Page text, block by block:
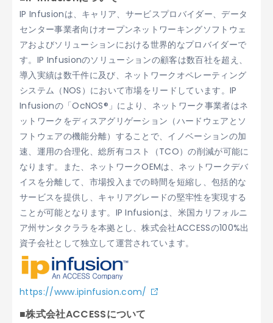
IP Infusionは、キャリア、サービスプロバイダー、データ
センター事業者向けオープンネットワーキングソフトウェ
アおよびソリューションにおける世界的なプロバイダーで
す。IP Infusionのソリューションの顧客は数百社を超え、
導入実績は数千件に及び、ネットワークオペレーティング
システム（NOS）において市場をリードしています。IP
Infusionの「OcNOS®」により、ネットワーク事業者はネ
ットワークをディスアグリゲーション（ハードウェアとソ
フトウェアの機能分離）することで、イノベーションの加
速、運用の合理化、総所有コスト（TCO）の削減が可能に
なります。また、ネットワークOEMは、ネットワークデバ
イスを分離して、市場投入までの時間を短縮し、包括的な
サービスを提供し、キャリアグレードの堅牢性を実現する
ことが可能となります。IP Infusionは、米国カリフォルニ
ア州サンタクララを本拠とし、株式会社ACCESSの100%出
資子会社として独立して運営されています。
https://www.ipinfusion.com/
■株式会社ACCESSについて